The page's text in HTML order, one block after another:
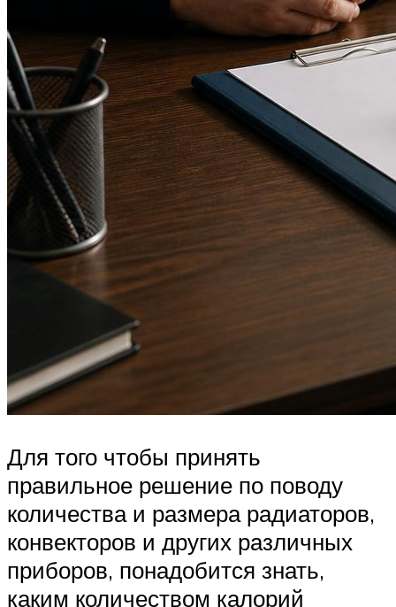
Для того чтобы принять
правильное решение по поводу
количества и размера радиаторов,
конвекторов и других различных
приборов, понадобится знать,
каким количеством калорий